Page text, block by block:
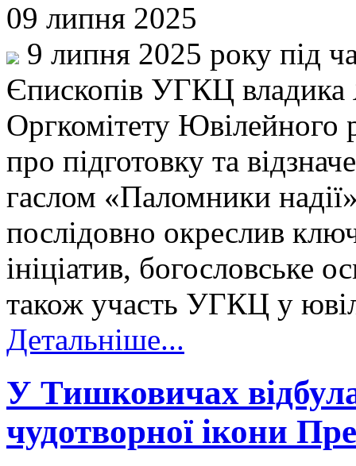
09 липня 2025
9 липня 2025 року під
Єпископів УГКЦ владика
Оргкомітету Ювілейного
про підготовку та
гаслом «Паломники
послідовно окреслив
ініціатив, богословське
також участь УГКЦ у
Детальніше...
У Тишковичах
чудотворної ікони